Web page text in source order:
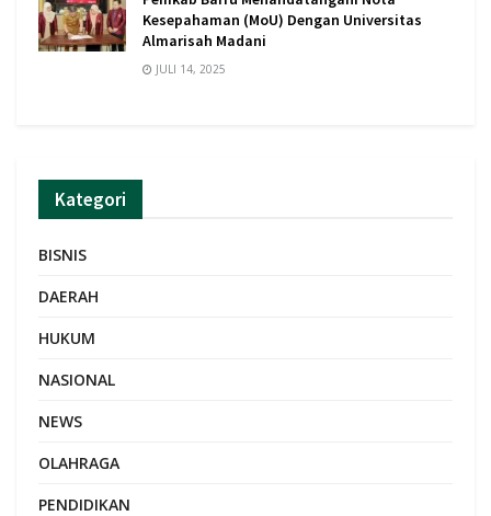
Kesepahaman (MoU) Dengan Universitas
Almarisah Madani
JULI 14, 2025
Kategori
BISNIS
DAERAH
HUKUM
NASIONAL
NEWS
OLAHRAGA
PENDIDIKAN